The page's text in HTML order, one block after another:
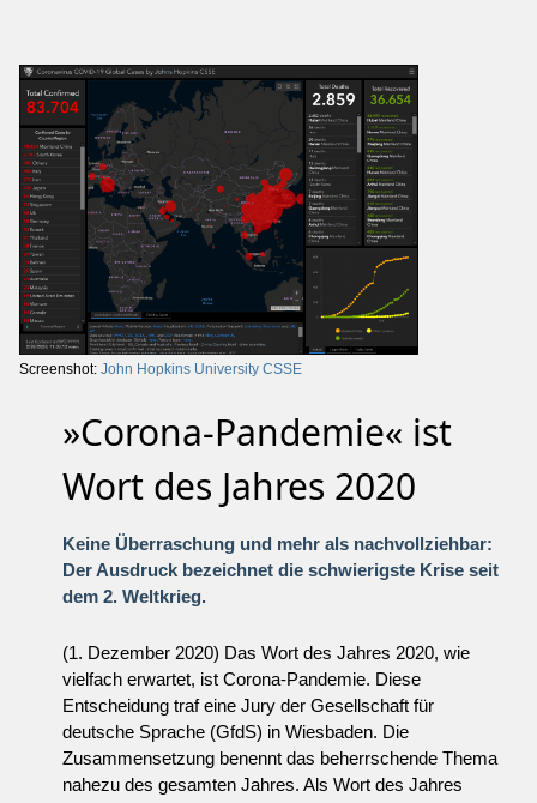
Screenshot: John Hopkins University CSSE
»Corona-Pandemie« ist
Wort des Jahres 2020
Keine Überraschung und mehr als nachvollziehbar:
Der Ausdruck bezeichnet die schwierigste Krise seit
dem 2. Weltkrieg.
(1. Dezember 2020) Das Wort des Jahres 2020, wie
vielfach erwartet, ist Corona-Pandemie. Diese
Entscheidung traf eine Jury der Gesellschaft für
deutsche Sprache (GfdS) in Wiesbaden. Die
Zusammensetzung be­nennt das beherrschende Thema
nahezu des gesamten Jahres. Als Wort des Jahres